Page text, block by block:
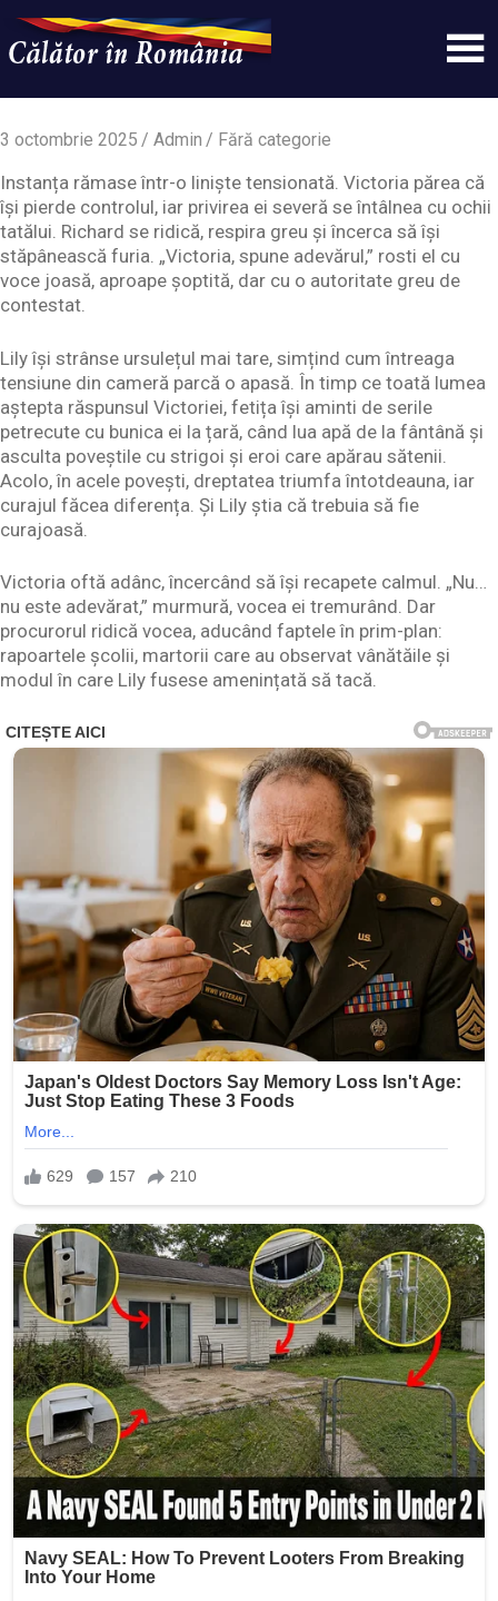
content
Calatorinromania
simplu
WordPress
3 octombrie 2025 Admin Fără categorie
Instanța rămase într-o liniște tensionată. Victoria părea că
își pierde controlul, iar privirea ei severă se întâlnea cu ochii
tatălui. Richard se ridică, respira greu și încerca să își
stăpânească furia. „Victoria, spune adevărul,” rosti el cu
voce joasă, aproape șoptită, dar cu o autoritate greu de
contestat.
Lily își strânse ursulețul mai tare, simțind cum întreaga
tensiune din cameră parcă o apasă. În timp ce toată lumea
aștepta răspunsul Victoriei, fetița își aminti de serile
petrecute cu bunica ei la țară, când lua apă de la fântână și
asculta poveștile cu strigoi și eroi care apărau sătenii.
Acolo, în acele povești, dreptatea triumfa întotdeauna, iar
curajul făcea diferența. Și Lily știa că trebuia să fie
curajoasă.
Victoria oftă adânc, încercând să își recapete calmul. „Nu…
nu este adevărat,” murmură, vocea ei tremurând. Dar
procurorul ridică vocea, aducând faptele în prim-plan:
rapoartele școlii, martorii care au observat vânătăile și
modul în care Lily fusese amenințată să tacă.